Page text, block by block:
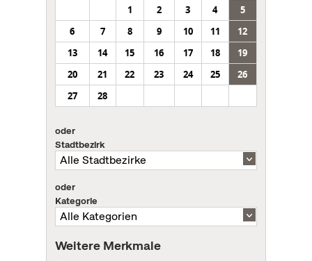
1
2 3 4
5
6
7 8 9 10 11
12
13
14 15 16 17 18
19
20
21 22 23 24 25
26
27
28
oder
Stadtbezirk
oder
Kategorie
Weitere Merkmale